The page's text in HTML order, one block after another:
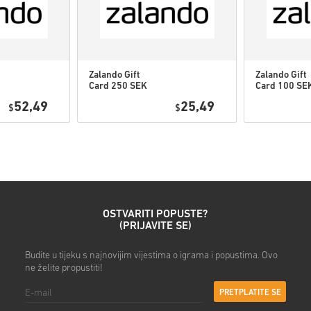
$52,49
Zalando Gift
Card 250 SEK
$25,49
Zalando Gift
Card 100
OSTVARITI POPUSTE?
(PRIJAVITE SE)
Budite u tijeku s najnovijim vijestima o igrama i popustima. Ovo
ne želite propustiti!
PRETPLATITE SE